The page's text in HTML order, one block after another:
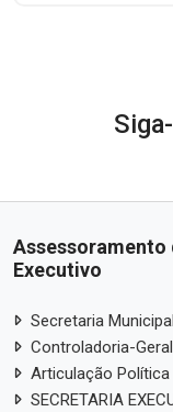
Assessoramento
Executivo
Secretaria
Controladoria-
Articulação Política
SECRETARIA